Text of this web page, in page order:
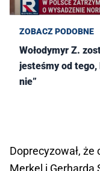
ZOBACZ PODOBNE
Wołodymyr Z.
jesteśmy od tego,
nie”
Doprecyzował,
Merkel i Gerharda